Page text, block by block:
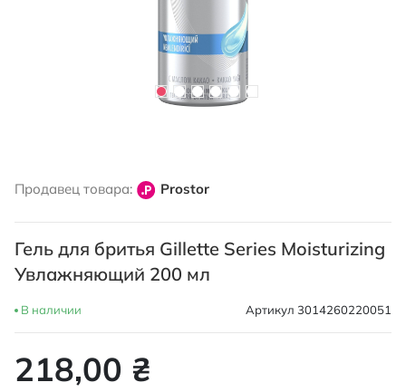
началу
изображений
Продавец товара: Prostor
Гель для бритья Gillette Series Moisturizing
Увлажняющий 200 мл
В наличии Артикул 3014260220051
218,00 ₴